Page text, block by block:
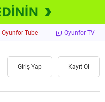
Oyunfor Tube Oyunfor TV
Giriş Yap Kayıt Ol